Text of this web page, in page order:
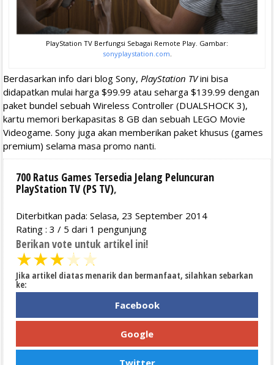
PlayStation TV Berfungsi Sebagai Remote Play. Gambar:
sonyplaystation.com.
Berdasarkan info dari blog Sony, PlayStation TVini bisa
didapatkan mulai harga $99.99 atau seharga $139.99 dengan
paket bundel sebuah Wireless Controller (DUALSHOCK 3),
kartu memori berkapasitas 8 GB dan sebuah LEGO Movie
Videogame. Sony juga akan memberikan paket khusus (games
premium) selama masa promo nanti.
700 Ratus Games Tersedia Jelang Peluncuran
PlayStation TV (PS TV),
Diterbitkan pada: Selasa, 23 September 2014
Rating : 3 / 5 dari 1 pengunjung
Berikan vote untuk artikel ini!
★★★★★
Jika artikel diatas menarik dan bermanfaat, silahkan sebarkan
ke:
Facebook
Google